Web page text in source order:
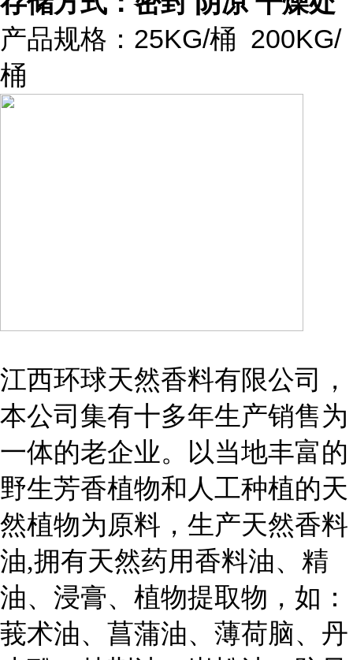
产品规格：25KG/桶 200KG/
桶
江西环球天然香料有限公司，
本公司集有十多年生产销售为
一体的老企业。以当地丰富的
野生芳香植物和人工种植的天
然植物为原料，生产天然香料
油,拥有天然药用香料油、精
油、浸膏、植物提取物，如：
莪术油、菖蒲油、薄荷脑、丹